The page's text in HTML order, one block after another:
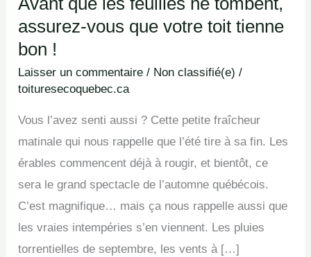
assurez-vous que votre toit tienne
bon !
Laisser un commentaire / Non classifié(e) /
toituresecoquebec.ca
Vous l’avez senti aussi ? Cette petite fraîcheur
matinale qui nous rappelle que l’été tire à sa fin. Les
érables commencent déjà à rougir, et bientôt, ce
sera le grand spectacle de l’automne québécois.
C’est magnifique… mais ça nous rappelle aussi que
les vraies intempéries s’en viennent. Les pluies
torrentielles de septembre, les vents à […]